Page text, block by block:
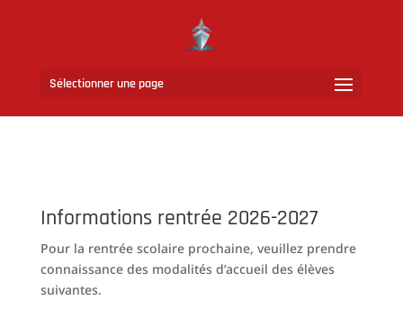
Sélectionner une page
Informations rentrée 2026-2027
Pour la rentrée scolaire prochaine, veuillez prendre
connaissance des modalités d’accueil des élèves
suivantes.